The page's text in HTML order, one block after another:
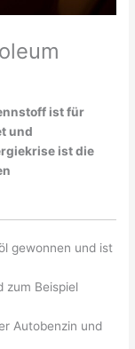
ist für
und
ist die
gewonnen und ist
zum Beispiel
Autobenzin und